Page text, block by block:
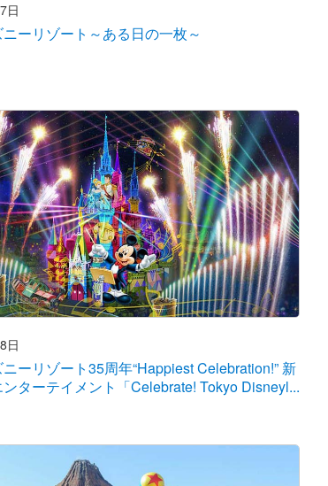
日
ーリゾート～ある日の一枚～
日
ーリゾート35周年“Happiest Celebration!” 新
ンターテイメント「Celebrate! Tokyo Disneyl...